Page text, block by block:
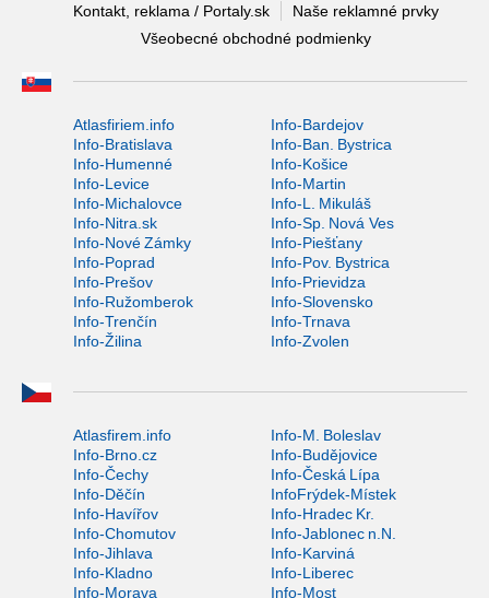
Kontakt, reklama / Portaly.sk
Naše reklamné prvky
Všeobecné obchodné podmienky
Atlasfiriem.info
Info-Bardejov
Info-Bratislava
Info-Ban. Bystrica
Info-Humenné
Info-Košice
Info-Levice
Info-Martin
Info-Michalovce
Info-L. Mikuláš
Info-Nitra.sk
Info-Sp. Nová Ves
Info-Nové Zámky
Info-Piešťany
Info-Poprad
Info-Pov. Bystrica
Info-Prešov
Info-Prievidza
Info-Ružomberok
Info-Slovensko
Info-Trenčín
Info-Trnava
Info-Žilina
Info-Zvolen
Atlasfirem.info
Info-M. Boleslav
Info-Brno.cz
Info-Budějovice
Info-Čechy
Info-Česká Lípa
Info-Děčín
InfoFrýdek-Místek
Info-Havířov
Info-Hradec Kr.
Info-Chomutov
Info-Jablonec n.N.
Info-Jihlava
Info-Karviná
Info-Kladno
Info-Liberec
Info-Morava
Info-Most